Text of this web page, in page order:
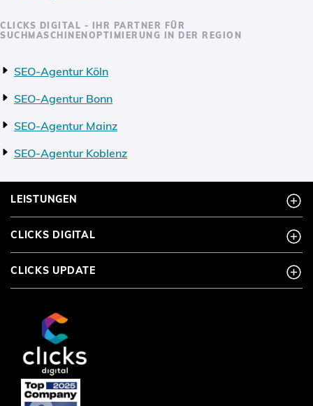
CLICKS DIGITAL - IHR PARTNER FÜR
SUCHMASCHINENOPTIMIERUNG IN DER REGION
SEO-Agentur Köln
SEO-Agentur Bonn
SEO-Agentur Mainz
SEO-Agentur Koblenz
LEISTUNGEN
CLICKS DIGITAL
CLICKS UPDATE